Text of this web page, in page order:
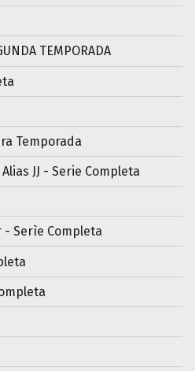
TEMPORADA
Temporada
JJ - Serie Completa
- Serìe Completa